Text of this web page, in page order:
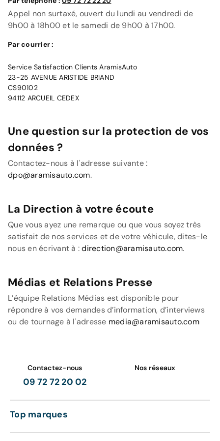
Appel non surtaxé, ouvert du lundi au vendredi de
9h00 à 18h00 et le samedi de 9h00 à 17h00.
Par courrier :
Service Satisfaction Clients AramisAuto
23-25 AVENUE ARISTIDE BRIAND
CS90102
94112 ARCUEIL CEDEX
Une question sur la protection de vos
données ?
Contactez-nous à l'adresse suivante :
dpo@aramisauto.com.
La Direction à votre écoute
Que vous ayez une remarque ou que vous soyez très
satisfait de nos services et de votre véhicule, dites-le
nous en écrivant à :direction@aramisauto.com.
Médias et Relations Presse
L’équipe Relations Médias est disponible pour
répondre à vos demandes d’information, d’interviews
ou de tournage à l'adresse media@aramisauto.com
Contactez-nous
09 72 72 20 02
Nos réseaux
Top marques